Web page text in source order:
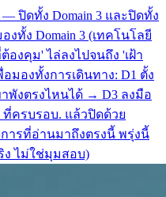
ปิดทั้ง Domain 3 และปิดทั้ง
ทั้ง Domain 3 (เทคโนโลยี
งคุม' ไล่ลงไปจนถึง 'เฝ้า
มองทั้งการเดินทาง: D1 ตั้ง
พังตรงไหนได้ → D3 ลงมือ
ที่ครบรอบ. แล้วปิดด้วย
ารที่อ่านมาถึงตรงนี้ พรุ่งนี้
ง ไม่ใช่มุมสอบ)